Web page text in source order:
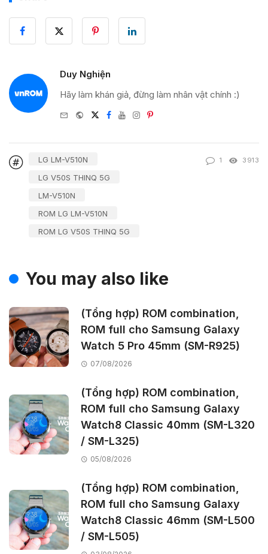
Duy Nghiện
Hãy làm khán giả, đừng làm nhân vật chính :)
e-
WebsiteTwitter
Facebook
YoutubeInstagram
Pinterest
LG LM-V510N
LG V50S THINQ 5G
LM-V510N
ROM LG LM-V510N
ROM LG V50S THINQ 5G
1 3913
You may also like
(Tổng hợp) ROM combination,
ROM full cho Samsung Galaxy
Watch 5 Pro 45mm (SM-R925)
07/08/2026
(Tổng hợp) ROM combination,
ROM full cho Samsung Galaxy
Watch8 Classic 40mm (SM-L320
/ SM-L325)
05/08/2026
(Tổng hợp) ROM combination,
ROM full cho Samsung Galaxy
Watch8 Classic 46mm (SM-L500
/ SM-L505)